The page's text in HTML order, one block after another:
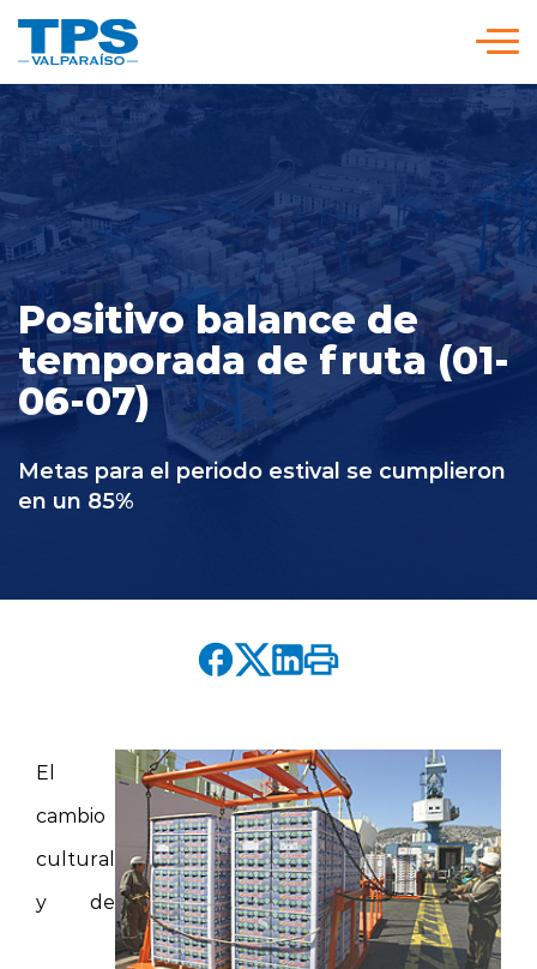
Somos TPS
Nuestra Visión Estratégica
Servicios y Tarifas
Políticas y Procedimientos
Positivo balance de
temporada de fruta (01-
06-07)
Metas para el periodo estival se cumplieron
en un 85%
El
cambio
cultural
y de